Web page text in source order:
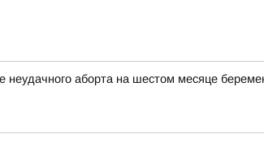
аборта на шестом месяце